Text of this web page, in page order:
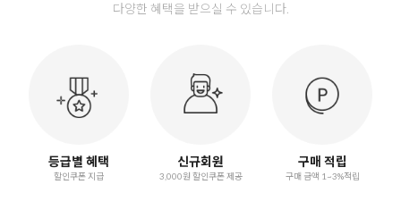
다양한 혜택을 받으실 수 있습니다.
등급별 혜택
할인쿠폰 지급
신규회원
3,000원 할인쿠폰 제공
구매 적립
구매 금액 1~3%적립